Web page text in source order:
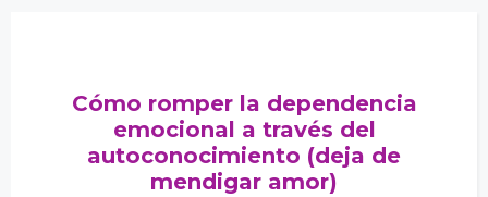
Cómo romper la dependencia
emocional a través del
autoconocimiento (deja de
mendigar amor)